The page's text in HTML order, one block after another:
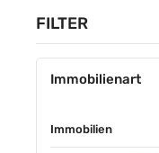
FILTER
Immobilienart
Immobilien